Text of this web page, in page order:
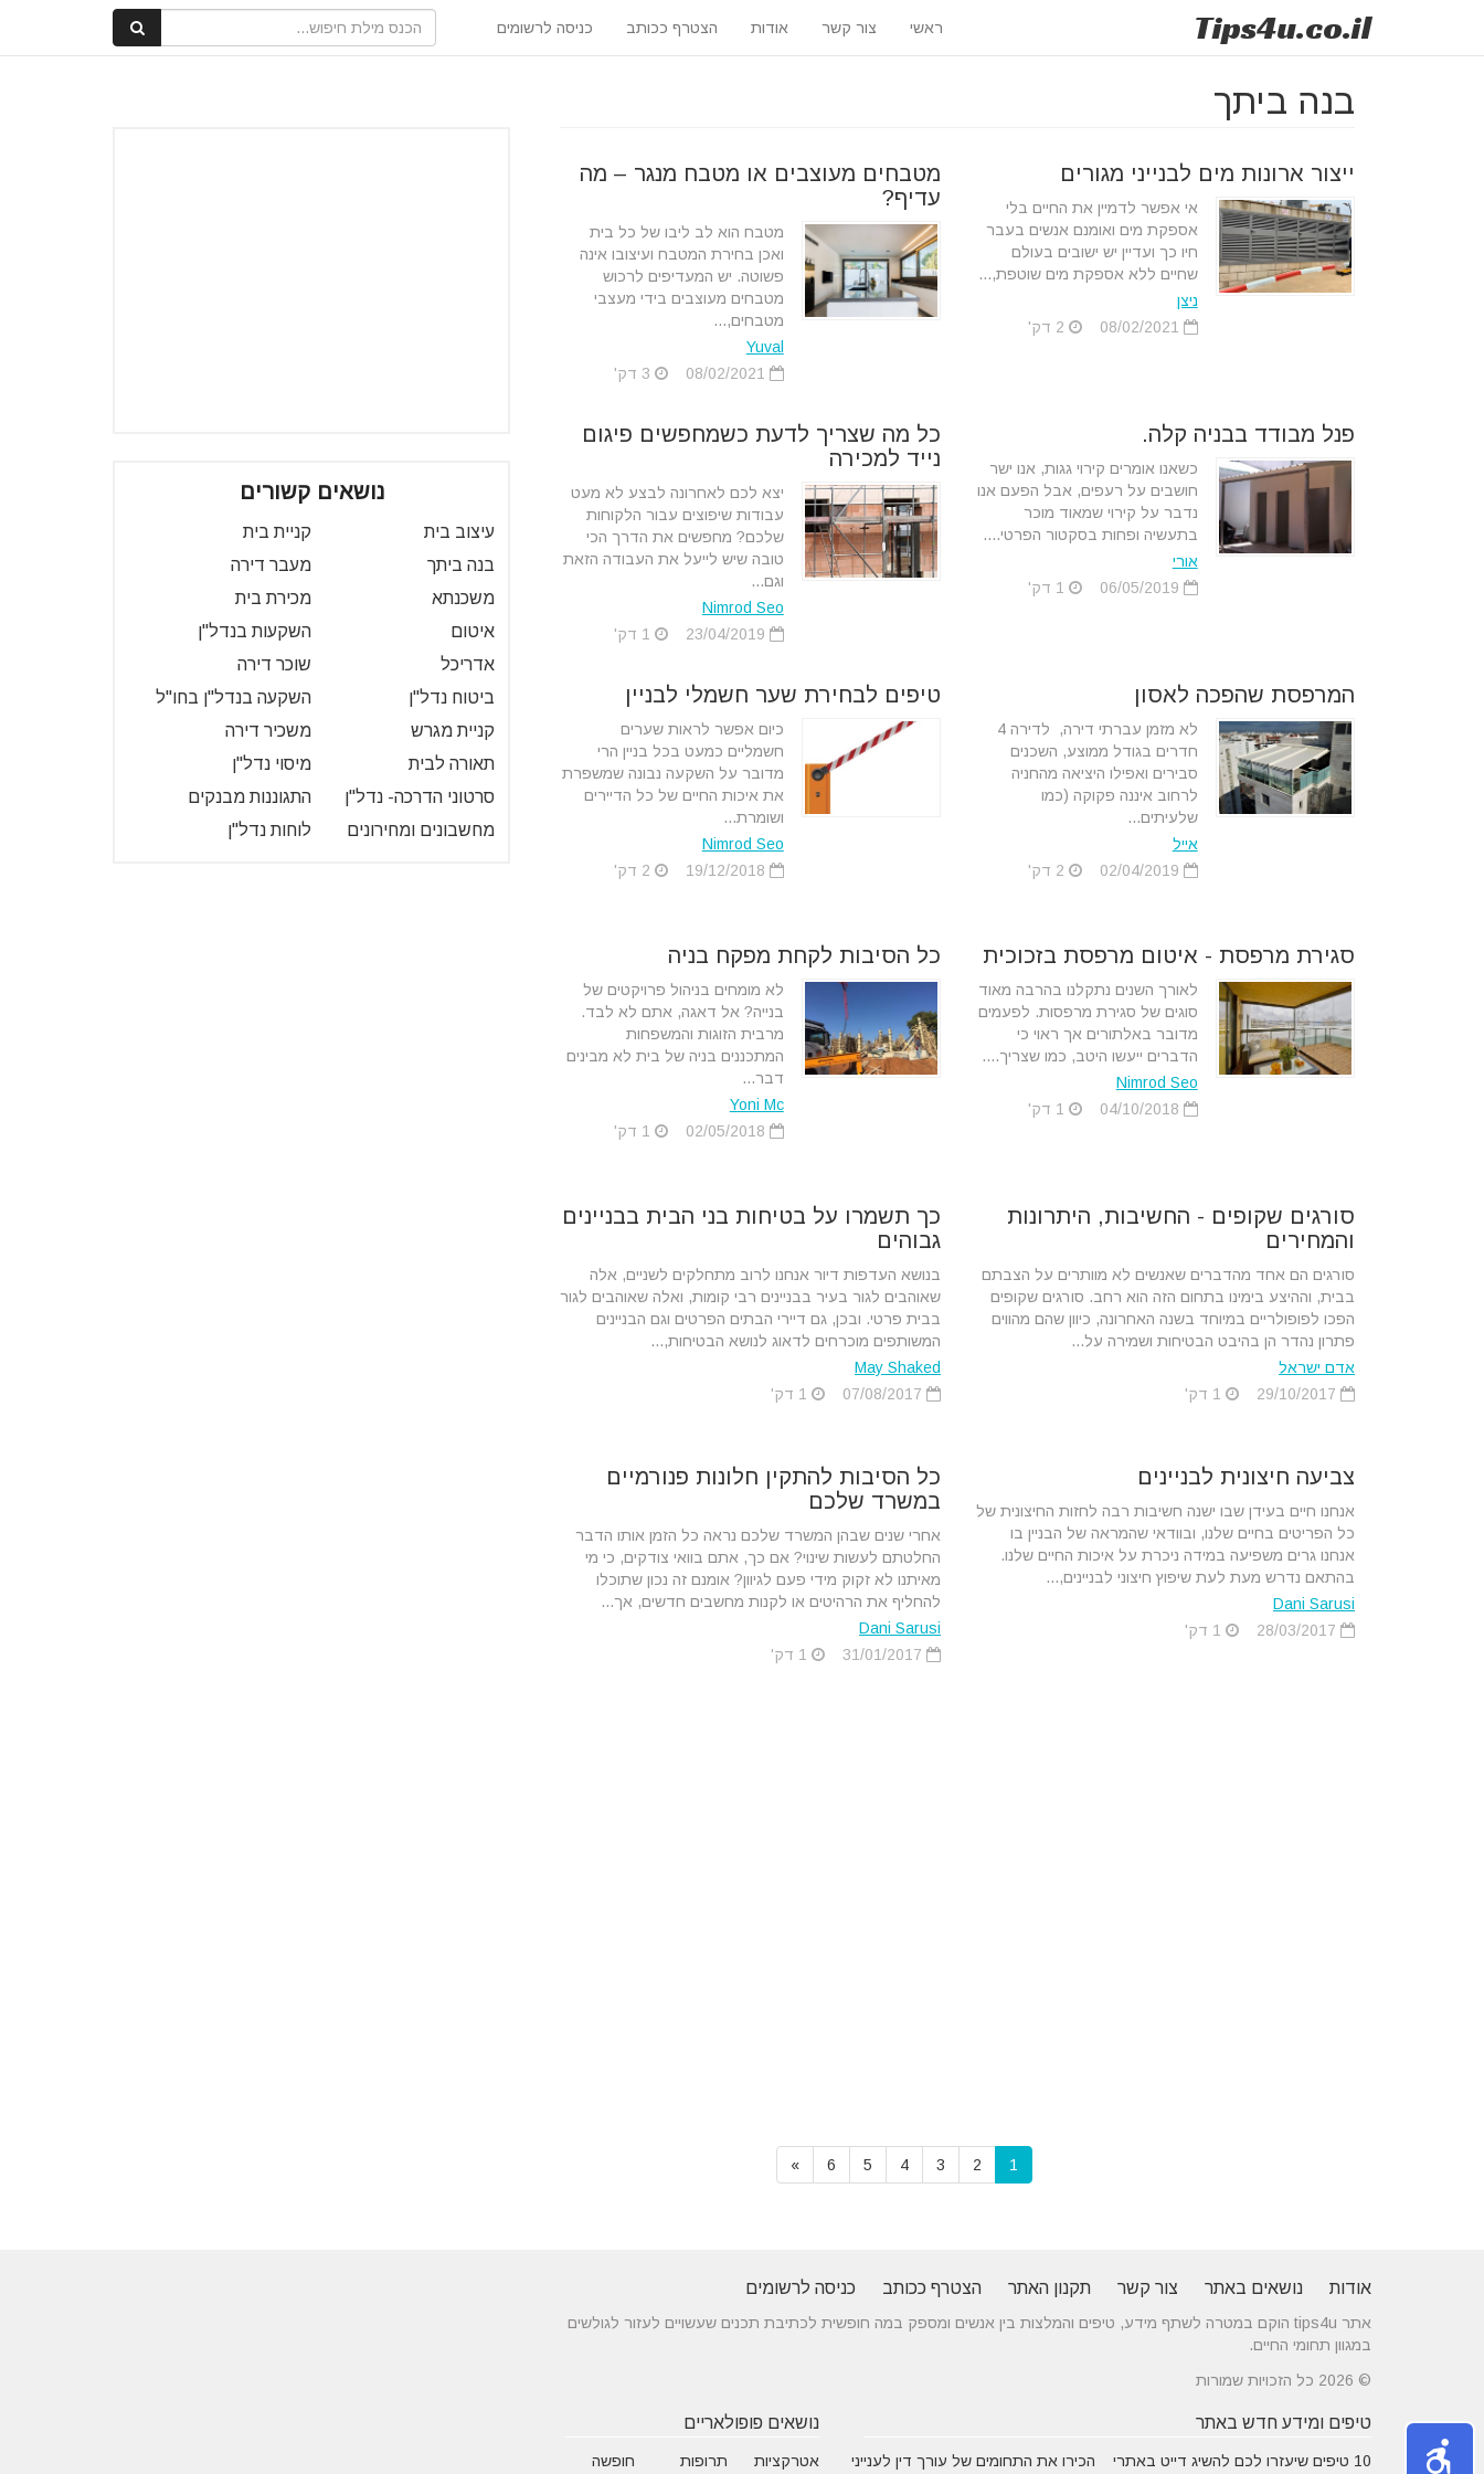
Tips4u.co.il ראשי צור קשר אודות הצטרף ככותב כניסה לרשומים
בנה ביתך
ייצור ארונות מים לבנייני מגורים
אי אפשר לדמיין את החיים בלי
אספקת מים ואומנם אנשים בעבר
חיו כך ועדיין יש ישובים בעולם
שחיים ללא אספקת מים שוטפת,...
ניצן
מטבחים מעוצבים או מטבח מנגר – מה
עדיף?
מטבח הוא לב ליבו של כל בית
ואכן בחירת המטבח ועיצובו אינה
פשוטה. יש המעדיפים לרכוש
מטבחים מעוצבים בידי מעצבי
מטבחים,...
Yuval
פנל מבודד בבניה קלה.
כשאנו אומרים קירוי גגות, אנו ישר
חושבים על רעפים, אבל הפעם אנו
נדבר על קירוי שמאוד מוכר
בתעשיה ופחות בסקטור הפרטי....
אורי
כל מה שצריך לדעת כשמחפשים פיגום
נייד למכירה
יצא לכם לאחרונה לבצע לא מעט
עבודות שיפוצים עבור הלקוחות
שלכם? מחפשים את הדרך הכי
טובה שיש לייעל את העבודה הזאת
וגם...
Nimrod Seo
המרפסת שהפכה לאסון
לא מזמן עברתי דירה, לדירה 4
חדרים בגודל ממוצע, השכנים
סבירים ואפילו היציאה מהחניה
לרחוב איננה פקוקה (כמו
שלעיתים...
אייל
טיפים לבחירת שער חשמלי לבניין
כיום אפשר לראות שערים
חשמליים כמעט בכל בניין הרי
מדובר על השקעה נבונה שמשפרת
את איכות החיים של כל הדיירים
ושומרת...
Nimrod Seo
סגירת מרפסת - איטום מרפסת בזכוכית
לאורך השנים נתקלנו בהרבה מאוד
סוגים של סגירת מרפסות. לפעמים
מדובר באלתורים אך ראוי כי
הדברים ייעשו היטב, כמו שצריך....
Nimrod Seo
כל הסיבות לקחת מפקח בניה
לא מומחים בניהול פרויקטים של
בנייה? אל דאגה, אתם לא לבד.
מרבית הזוגות והמשפחות
המתכננים בניה של בית לא מבינים
דבר...
Yoni Mc
סורגים שקופים - החשיבות, היתרונות
והמחירים
סורגים הם אחד מהדברים שאנשים לא מוותרים על הצבתם
בבית, וההיצע בימינו בתחום הזה הוא רחב. סורגים שקופים
הפכו לפופולריים במיוחד בשנה האחרונה, כיוון שהם מהווים
פתרון נהדר הן בהיבט הבטיחות ושמירה על...
אדם ישראל
כך תשמרו על בטיחות בני הבית בבניינים
גבוהים
בנושא העדפות דיור אנחנו לרוב מתחלקים לשניים, אלה
שאוהבים לגור בעיר בבניינים רבי קומות, ואלה שאוהבים לגור
בבית פרטי. ובכן, גם דיירי הבתים הפרטים וגם הבניינים
המשותפים מוכרחים לדאוג לנושא הבטיחות,...
May Shaked
צביעה חיצונית לבניינים
אנחנו חיים בעידן שבו ישנה חשיבות רבה לחזות החיצונית של
כל הפריטים בחיים שלנו, ובוודאי שהמראה של הבניין בו
אנחנו גרים משפיעה במידה ניכרת על איכות החיים שלנו.
בהתאם נדרש מעת לעת שיפוץ חיצוני לבניינים,...
Dani Sarusi
כל הסיבות להתקין חלונות פנורמיים
במשרד שלכם
אחרי שנים שבהן המשרד שלכם נראה כל הזמן אותו הדבר
החלטתם לעשות שינוי? אם כך, אתם בוואי צודקים, כי מי
מאיתנו לא זקוק מידי פעם לגיוון? אומנם זה נכון שתוכלו
להחליף את הרהיטים או לקנות מחשבים חדשים, אך...
Dani Sarusi
נושאים קשורים
עיצוב בית
קניית בית
בנה ביתך
מעבר דירה
משכנתא
מכירת בית
איטום
השקעות בנדל"ן
אדריכל
שוכר דירה
ביטוח נדל"ן
השקעה בנדל"ן בחו"ל
קניית מגרש
משכיר דירה
תאורה לבית
מיסוי נדל"ן
סרטוני הדרכה- נדל"ן
התגוננות מבנקים
מחשבונים ומחירונים
לוחות נדל"ן
1
2
3
4
5
6
»
אודות נושאים באתר צור קשר תקנון האתר הצטרף ככותב כניסה לרשומים
אתר tips4u הוקם במטרה לשתף מידע, טיפים והמלצות בין אנשים ומספק במה חופשית לכתיבת תכנים שעשויים לעזור לגולשים
במגוון תחומי החיים.
© 2026 כל הזכויות שמורות
טיפים ומידע חדש באתר
10 טיפים שיעזרו לכם להשיג דייט באתרי
הכירו את התחומים של עורך דין לענייני
נושאים פופולאריים
אטרקציות
תרופות
חופשה